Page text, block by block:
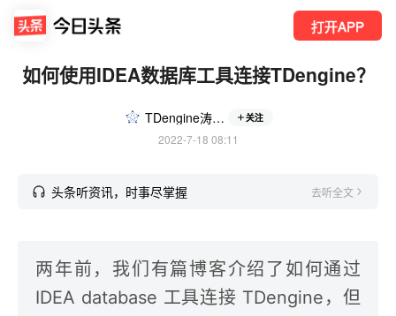
打开APP
如何使用IDEA数据库工具连接TDengine？
TDengine涛思数据 关注
2022-7-18 08:11
头条听资讯，时事尽掌握 去听全文
两年前，我们有篇博客介绍了如何通过
IDEA database 工具连接 TDengine，但